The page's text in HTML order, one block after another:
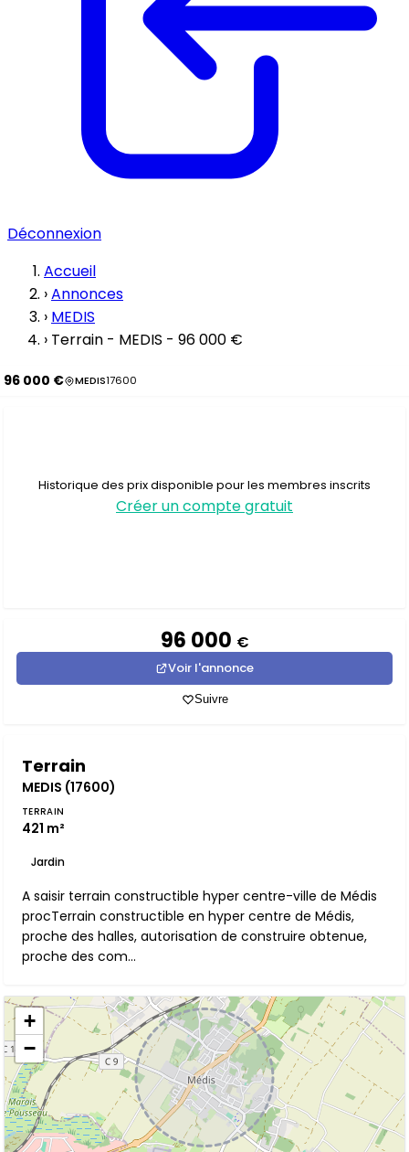
Déconnexion
Accueil
›Annonces
› MEDIS
› Terrain - MEDIS - 96 000 €
96 000 € MEDIS17600
Historique des prix disponible pour les membres inscrits
Créer un compte gratuit
96 000 €
Voir l'annonce
Suivre
Terrain
MEDIS (17600)
TERRAIN
421 m²
Jardin
A saisir terrain constructible hyper centre-ville de Médis
procTerrain constructible en hyper centre de Médis,
proche des halles, autorisation de construire obtenue,
proche des com...
+
−